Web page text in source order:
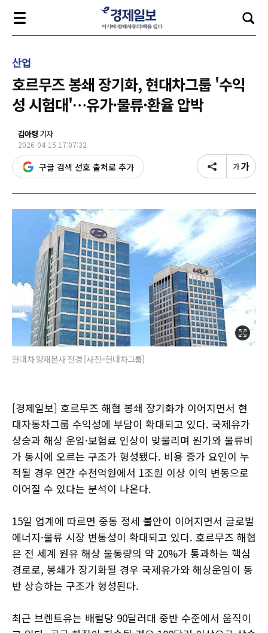
산업
호르무즈 봉쇄 장기화, 현대차그룹 '수익
성 시험대'…유가·물류·환율 압박
김아령 기자
2026-04-15 17:07:32
구글 검색 선호 출처로 추가
현대차 양재본사 전경 [사진=현대차그룹]
[경제일보] 호르무즈 해협 봉쇄 장기화가 이어지면서 현
대자동차그룹 수익성에 부담이 확대되고 있다. 국제유가
상승과 해상 운임·보험료 인상이 맞물리며 원가와 물류비
가 동시에 오르는 구조가 형성됐다. 비용 증가 요인이 누
적될 경우 연간 수천억원에서 1조원 이상 이익 변동으로
이어질 수 있다는 분석이 나온다.
15일 업계에 따르면 중동 정세 불안이 이어지면서 글로벌
에너지·물류 시장 변동성이 확대되고 있다. 호르무즈 해협
은 전 세계 원유 해상 물동량의 약 20%가 통과하는 핵심
경로로, 봉쇄가 장기화될 경우 국제유가와 해상운임이 동
반 상승하는 구조가 형성된다.
최근 브렌트유는 배럴당 90달러대 중반 수준에서 움직이